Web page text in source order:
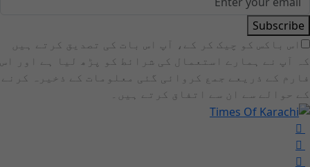
Subscribe
اس باکس کو چیک کر کے، آپ اس بات کی تصدیق کرتے ہیں
کہ آپ نے ہمارے استعمال کی شرائط کو پڑھ لیا ہے اور اس
فارم کے ذریعے جمع کروائی گئی معلومات کے ذخیرہ کرنے
کے حوالے سے ان سے اتفاق کرتے ہیں۔